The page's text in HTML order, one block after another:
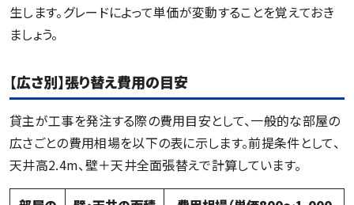
生します。グレードによって単価が変動することを覚えておき
ましょう。
【広さ別】張り替え費用の目安
貸主が工事を発注する際の費用目安として、一般的な部屋の
広さごとの費用相場を以下の表に示します。前提条件として、
天井高2.4m、壁＋天井全面張替えで計算しています。